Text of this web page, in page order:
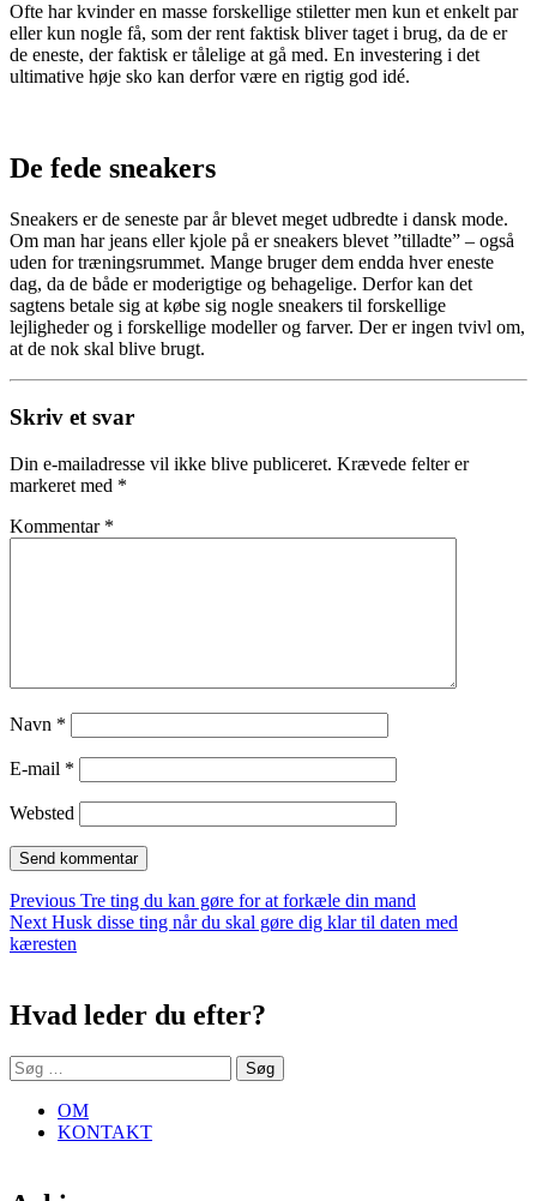
Ofte har kvinder en masse forskellige stiletter men kun et enkelt par
eller kun nogle få, som der rent faktisk bliver taget i brug, da de er
de eneste, der faktisk er tålelige at gå med. En investering i det
ultimative høje sko kan derfor være en rigtig god idé.
De fede sneakers
Sneakers er de seneste par år blevet meget udbredte i dansk mode.
Om man har jeans eller kjole på er sneakers blevet ”tilladte” – også
uden for træningsrummet. Mange bruger dem endda hver eneste
dag, da de både er moderigtige og behagelige. Derfor kan det
sagtens betale sig at købe sig nogle sneakers til forskellige
lejligheder og i forskellige modeller og farver. Der er ingen tvivl om,
at de nok skal blive brugt.
Skriv et svar
Din e-mailadresse vil ikke blive publiceret. Krævede felter er
markeret med *
Kommentar *
Navn *
E-mail *
Websted
Indlægsnavigation
Previous Previous
post:
Tre ting du kan gøre for at forkæle din mand
Next Next
post:
Husk disse ting når du skal gøre dig klar til daten med
kæresten
Hvad leder du efter?
Søg
efter:
OM
KONTAKT